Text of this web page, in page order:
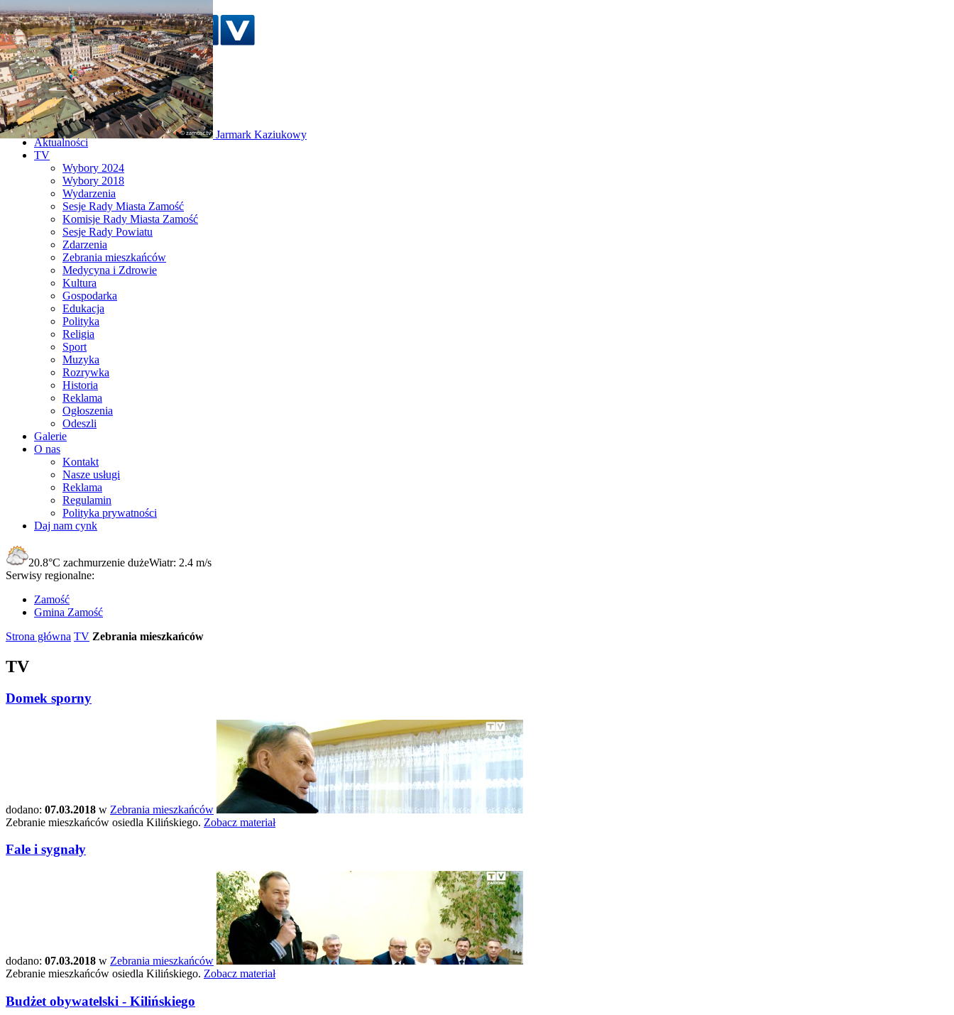
Szukaj w serwisie
Strona główna
Aktualności
TV
Wybory 2024
Wybory 2018
Wydarzenia
Sesje Rady Miasta Zamość
Komisje Rady Miasta Zamość
Sesje Rady Powiatu
Zdarzenia
Zebrania mieszkańców
Medycyna i Zdrowie
Kultura
Gospodarka
Edukacja
Polityka
Religia
Sport
Muzyka
Rozrywka
Historia
Reklama
Ogłoszenia
Odeszli
Galerie
O nas
Kontakt
Nasze usługi
Reklama
Regulamin
Polityka prywatności
Daj nam cynk
20.8°C zachmurzenie dużeWiatr: 2.4 m/s
Serwisy regionalne:
Zamość
Gmina Zamość
Strona główna TV Zebrania mieszkańców
TV
Domek sporny
dodano: 07.03.2018 w Zebrania mieszkańców
Zebranie mieszkańców osiedla Kilińskiego. Zobacz materiał
Fale i sygnały
dodano: 07.03.2018 w Zebrania mieszkańców
Zebranie mieszkańców osiedla Kilińskiego. Zobacz materiał
Budżet obywatelski - Kilińskiego
Jarmark Kaziukowy